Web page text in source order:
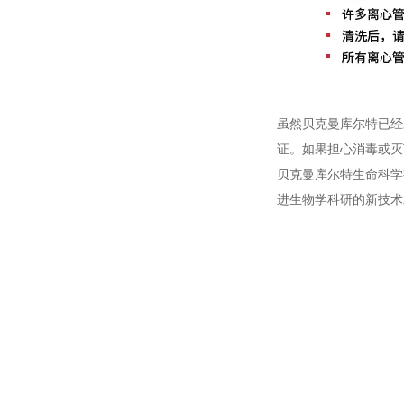
虽然贝克曼库尔特已
证。如果担心消毒或
贝克曼库尔特生命科
进生物学科研的新技